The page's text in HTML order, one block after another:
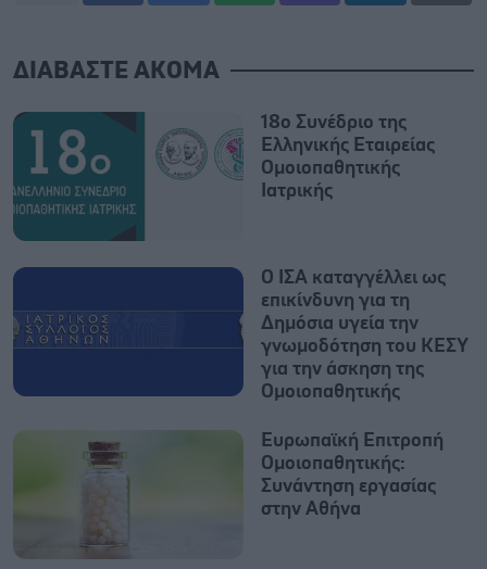
ΔΙΑΒΑΣΤΕ ΑΚΟΜΑ
18ο Συνέδριο της
Ελληνικής Εταιρείας
Ομοιοπαθητικής
Ιατρικής
Ο ΙΣΑ καταγγέλλει ως
επικίνδυνη για τη
Δημόσια υγεία την
γνωμοδότηση του ΚΕΣΥ
για την άσκηση της
Ομοιοπαθητικής
Ευρωπαϊκή Επιτροπή
Ομοιοπαθητικής:
Συνάντηση εργασίας
στην Αθήνα